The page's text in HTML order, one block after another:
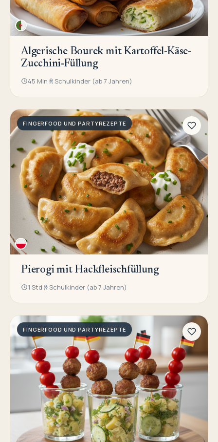
Algerische Bourek mit Kartoffel-Käse-
Zucchini-Füllung
45 Min Schulkinder (ab 7 Jahren)
FINGERFOOD UND PARTYREZEPTE
Pierogi mit Hackfleischfüllung
1 Std Schulkinder (ab 7 Jahren)
FINGERFOOD UND PARTYREZEPTE